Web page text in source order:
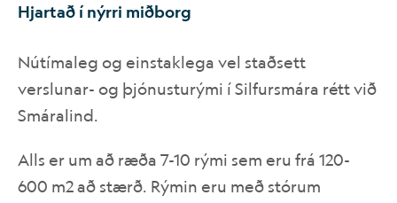
Um okkur
Mínar síður
Hjartað í nýrri miðborg
Nútímaleg og einstaklega vel staðsett
verslunar- og þjónusturými í Silfursmára rétt við
Smáralind.
Alls er um að ræða 7-10 rými sem eru frá 120-
600 m2að stærð. Rýmin eru með stórum